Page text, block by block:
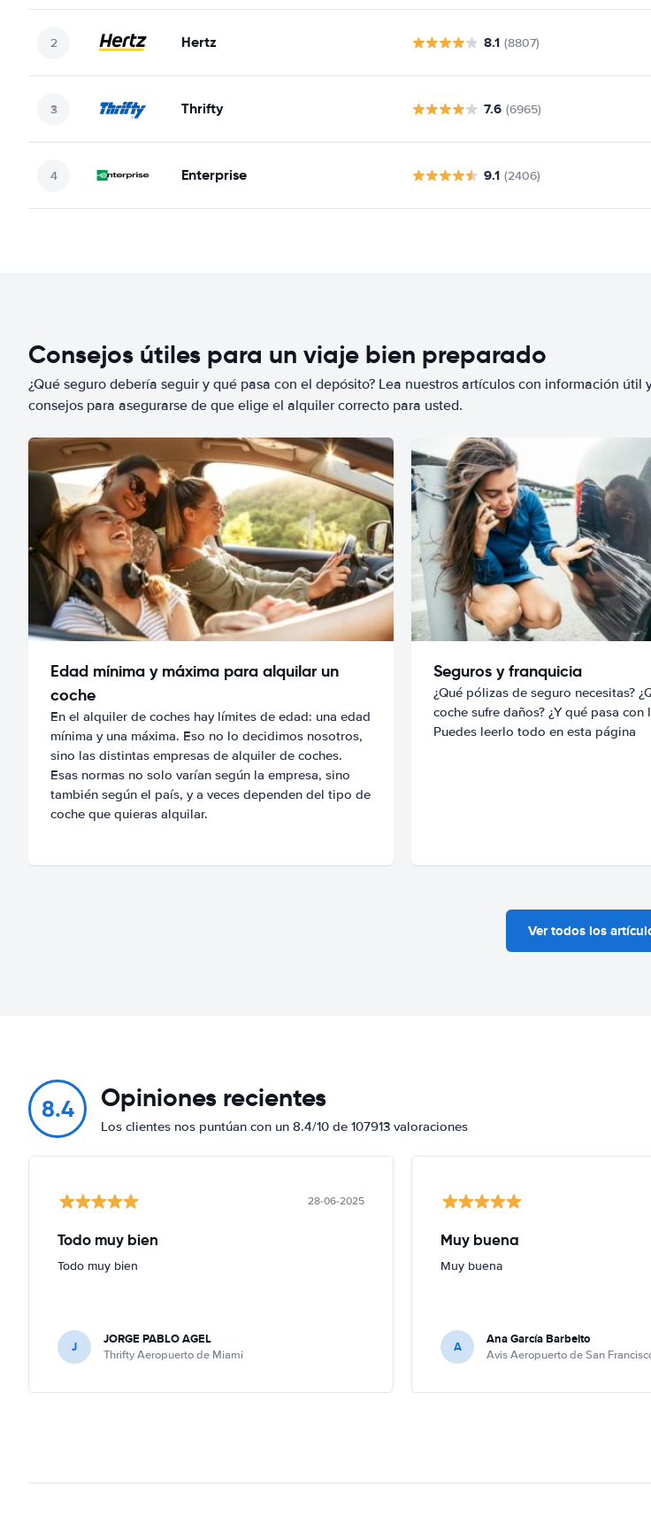
Hertz 8.1 (8807)
Thrifty 7.6 (6965)
Enterprise 9.1 (2406)
Consejos útiles para un viaje bien preparado
¿Qué seguro debería seguir y qué pasa con el depósito? Lea nuestros artículos con información útil
consejos para asegurarse de que elige el alquiler correcto para usted.
Edad mínima y máxima para alquilar un
coche
En el alquiler de coches hay límites de edad: una edad
mínima y una máxima. Eso no lo decidimos nosotros,
sino las distintas empresas de alquiler de coches.
Esas normas no solo varían según la empresa, sino
también según el país, y a veces dependen del tipo de
coche que quieras alquilar.
Seguros y franquicia
¿Qué pólizas de seguro necesitas?
coche sufre daños? ¿Y qué pasa con
Puedes leerlo todo en esta página
Ver todos los
8.4 Opiniones recientes
Los clientes nos puntúan con un 8.4/10 de 107913 valoraciones
28-06-2025
Todo muy bien
Todo muy bien
J JORGE PABLO AGEL
Thrifty Aeropuerto de Miami
Muy buena
Muy buena
A Ana García Barbeito
Avis Aeropuerto de San